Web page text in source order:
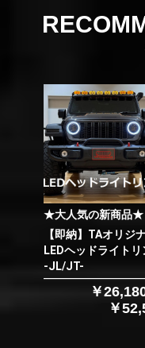
★大人気の新商品★
【即納】TAオリジ
LEDヘッドライトリ
-JL/JT-
￥
￥